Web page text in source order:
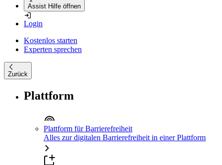
Assist Hilfe öffnen
Login
Kostenlos starten
Experten sprechen
Zurück
Plattform
Plattform für Barrierefreiheit
Alles zur digitalen Barrierefreiheit in einer Plattform